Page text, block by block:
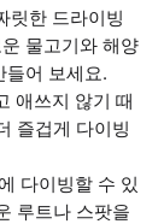
릿한 드라이빙
물고기와 해양
들어 보세요.
애쓰지 않기 때
즐겁게 다이빙
다이빙할 수 있
루트나 스팟을